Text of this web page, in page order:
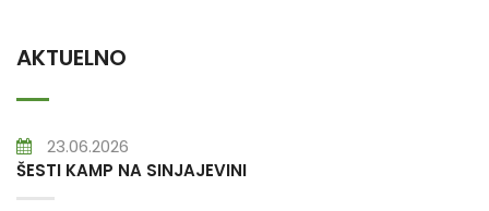
AKTUELNO
23.06.2026
ŠESTI KAMP NA SINJAJEVINI